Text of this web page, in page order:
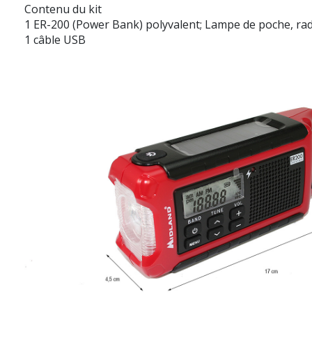
Contenu du kit
1 ER-200 (Power Bank) polyvalent; Lampe de poche,
1 câble USB